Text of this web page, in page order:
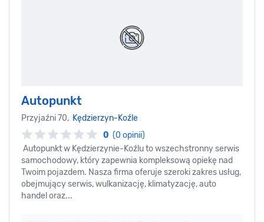
Autopunkt
Przyjaźni 70, Kędzierzyn-Koźle
0 (0 opinii)
Autopunkt w Kędzierzynie-Koźlu to wszechstronny serwis
samochodowy, który zapewnia kompleksową opiekę nad
Twoim pojazdem. Nasza firma oferuje szeroki zakres usług,
obejmujący serwis, wulkanizację, klimatyzację, auto
handel oraz...